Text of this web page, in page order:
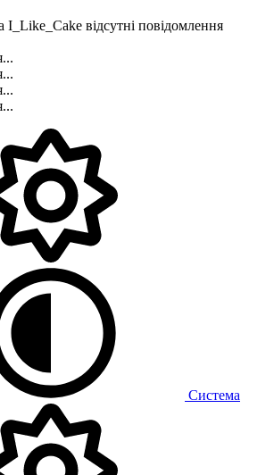
I_Like_Cake відсутні повідомлення
Система